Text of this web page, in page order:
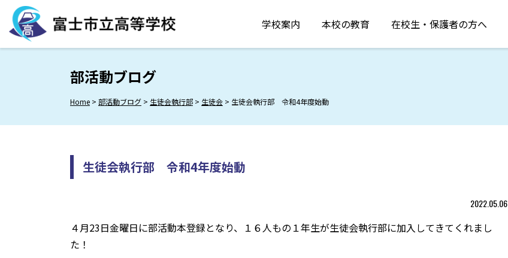
Skip
content
学校案内 本校の教育 在校生・保護者の方へ
部活動ブログ
Home > 部活動ブログ > 生徒会執行部 > 生徒会 > 生徒会執行部 令和4年度始動
生徒会執行部 令和4年度始動
2022.05.06
４月23日金曜日に部活動本登録となり、１６人もの１年生が生徒会執行部に加入してきてくれまし
た！